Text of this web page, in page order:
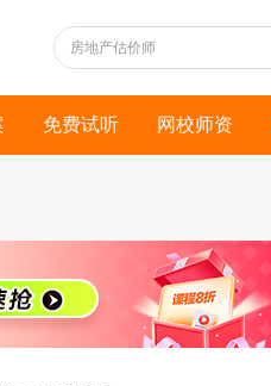
免费试听 网校师资